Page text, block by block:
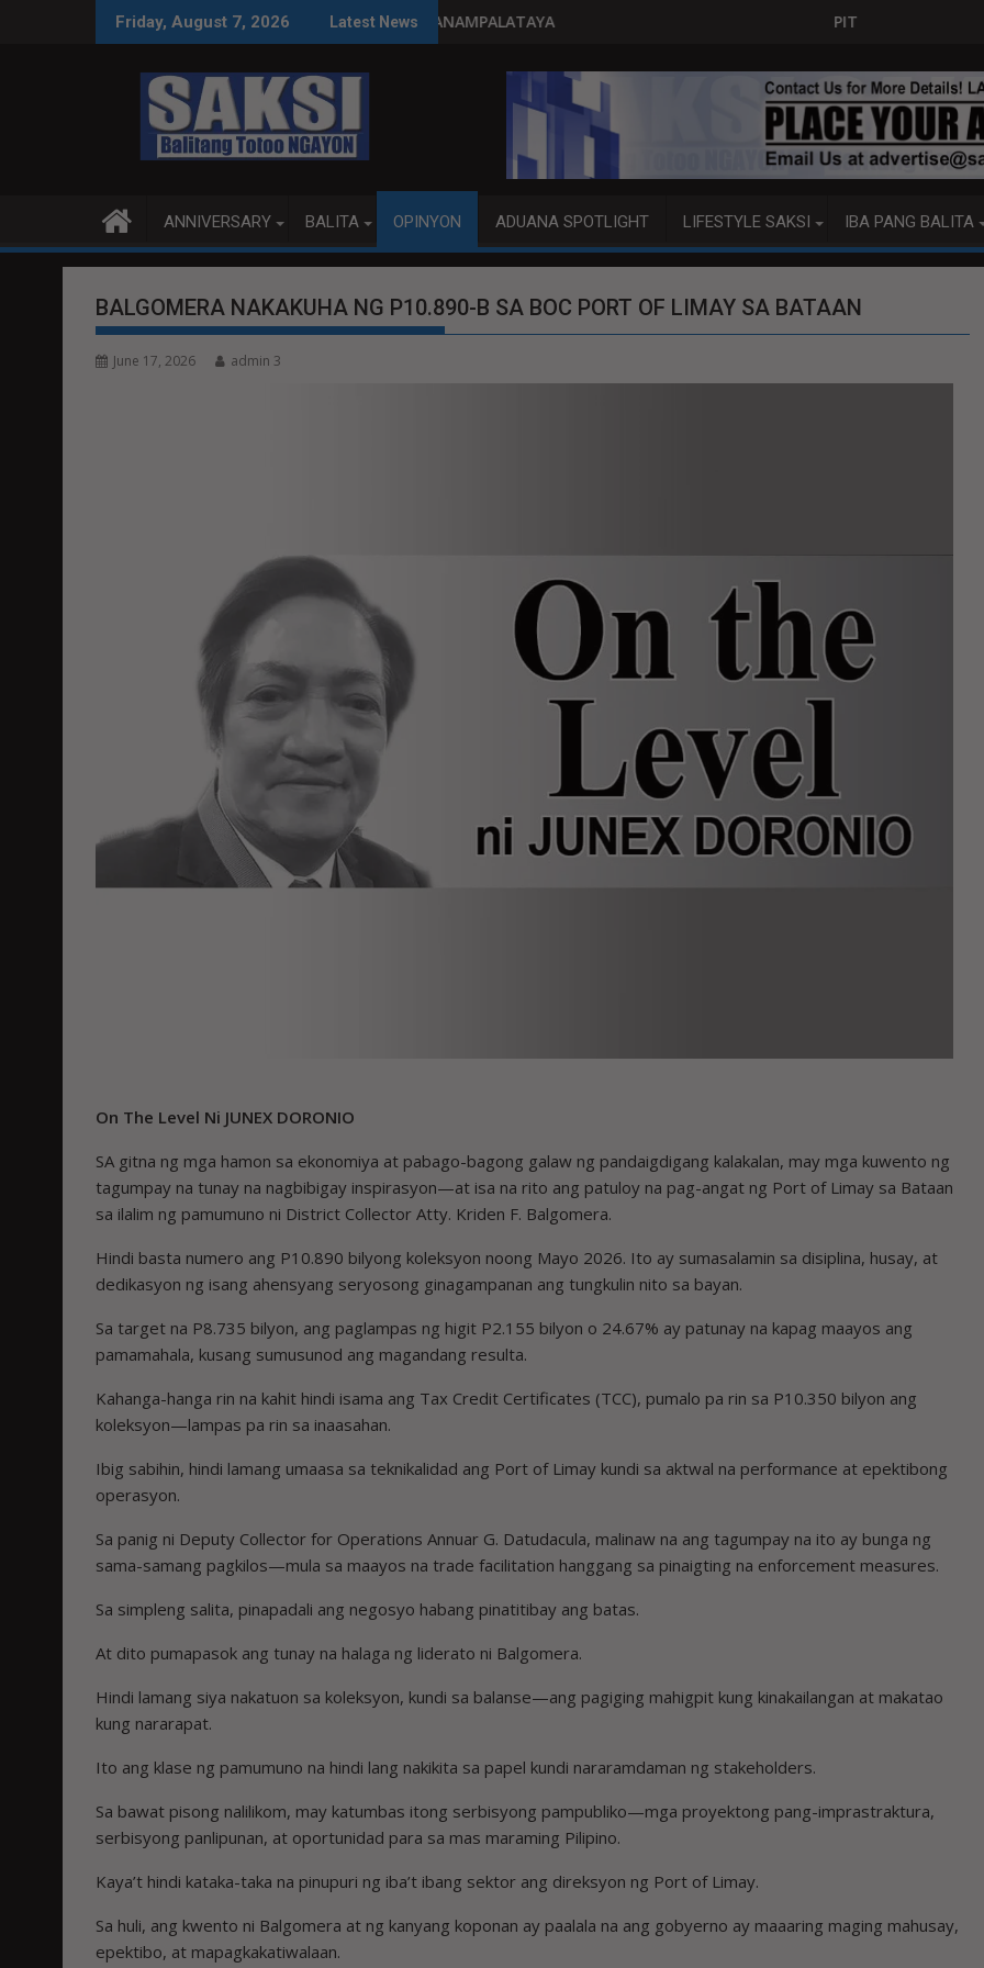
Friday, August 7, 2026 Latest News
paggastos susi sa pag-unladPANANAMPALATAYA PITO KATAO NASAGIP SA TUMAOB NA
ANNIVERSARY BALITA OPINYON ADUANA SPOTLIGHT LIFESTYLE SAKSI IBA PANG BALITA
BALGOMERA NAKAKUHA NG P10.890-B SA BOC PORT OF LIMAY SA BATAAN
June 17, 2026 admin 3
On The Level Ni JUNEX DORONIO
SA gitna ng mga hamon sa ekonomiya at pabago-bagong galaw ng pandaigdigang kalakalan, may mga kuwento ng
tagumpay na tunay na nagbibigay inspirasyon—at isa na rito ang patuloy na pag-angat ng Port of Limay sa Bataan
sa ilalim ng pamumuno ni District Collector Atty. Kriden F. Balgomera.
Hindi basta numero ang P10.890 bilyong koleksyon noong Mayo 2026. Ito ay sumasalamin sa disiplina, husay, at
dedikasyon ng isang ahensyang seryosong ginagampanan ang tungkulin nito sa bayan.
Sa target na P8.735 bilyon, ang paglampas ng higit P2.155 bilyon o 24.67% ay patunay na kapag maayos ang
pamamahala, kusang sumusunod ang magandang resulta.
Kahanga-hanga rin na kahit hindi isama ang Tax Credit Certificates (TCC), pumalo pa rin sa P10.350 bilyon ang
koleksyon—lampas pa rin sa inaasahan.
Ibig sabihin, hindi lamang umaasa sa teknikalidad ang Port of Limay kundi sa aktwal na performance at epektibong
operasyon.
Sa panig ni Deputy Collector for Operations Annuar G. Datudacula, malinaw na ang tagumpay na ito ay bunga ng
sama-samang pagkilos—mula sa maayos na trade facilitation hanggang sa pinaigting na enforcement measures.
Sa simpleng salita, pinapadali ang negosyo habang pinatitibay ang batas.
At dito pumapasok ang tunay na halaga ng liderato ni Balgomera.
Hindi lamang siya nakatuon sa koleksyon, kundi sa balanse—ang pagiging mahigpit kung kinakailangan at makatao
kung nararapat.
Ito ang klase ng pamumuno na hindi lang nakikita sa papel kundi nararamdaman ng stakeholders.
Sa bawat pisong nalilikom, may katumbas itong serbisyong pampubliko—mga proyektong pang-imprastraktura,
serbisyong panlipunan, at oportunidad para sa mas maraming Pilipino.
Kaya’t hindi kataka-taka na pinupuri ng iba’t ibang sektor ang direksyon ng Port of Limay.
Sa huli, ang kwento ni Balgomera at ng kanyang koponan ay paalala na ang gobyerno ay maaaring maging mahusay,
epektibo, at mapagkakatiwalaan.